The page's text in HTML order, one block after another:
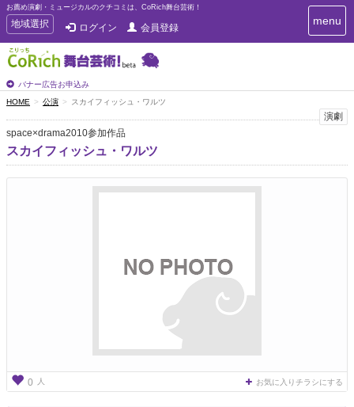
お薦め演劇・ミュージカルのクチコミは、CoRich舞台芸術！
T
o
g
g
e
n
a
v
i
g
地域選択 ログイン 会員登録
バナー広告お申込み
T
o
i
g
menu
HOME 公演 スカイフィッシュ・ワルツ
演劇
space×drama2010参加作品
スカイフィッシュ・ワルツ
0 人 お気に入りチラシにする